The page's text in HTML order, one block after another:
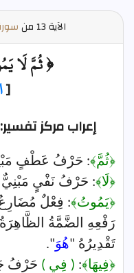
الآية
﴿ ثُمَّ لَا
[
إعراب مركز
﴿ثُمَّ﴾: حَرْفُ عَطْفٍ
﴿لَا﴾: حَرْفُ نَفْيٍ
﴿يَمُوتُ﴾: فِعْلٌ
رَفْعِهِ الضَّمَّةُ
تَقْدِيرُهُ "هُوَ".
﴿فِيهَا﴾: ( فِي ) حَرْفُ